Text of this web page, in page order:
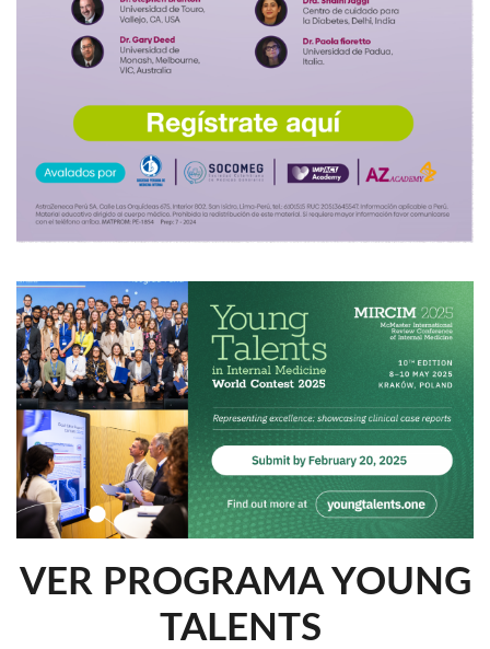
VER PROGRAMA YOUNG
TALENTS